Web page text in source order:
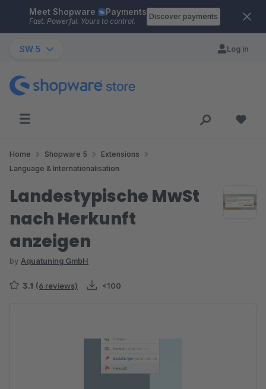
Skip to main content
Meet Shopware Payments
Fast. Powerful. Yours to control.
Discover payments
SW 5 Log in
Home Shopware 5
Extensions
Language & Internationalisation
Landestypische MwSt
nach Herkunft
anzeigen
by Aquatuning GmbH
3.1 (6 reviews) <100